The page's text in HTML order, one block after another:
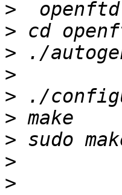
>
>
>
>
>
>
>
>
>